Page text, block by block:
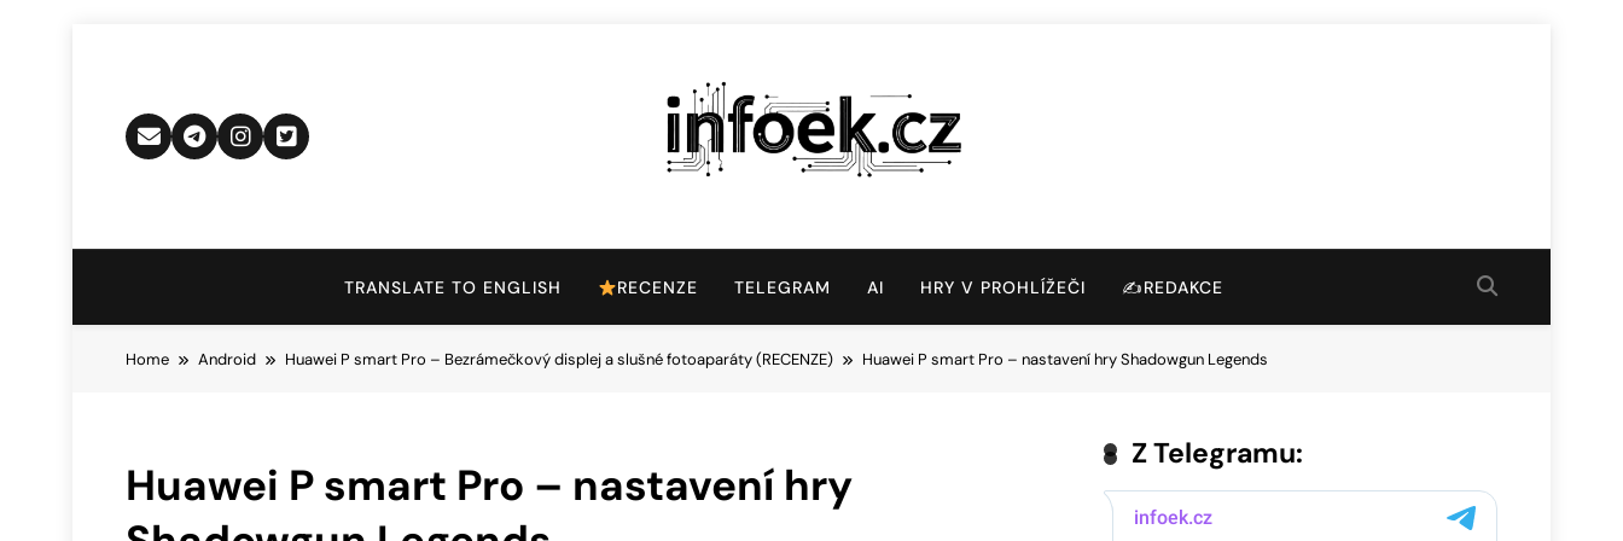
Infoek.cz
TRANSLATE TO ENGLISH RECENZE TELEGRAM AI HRY V PROHLÍŽEČI ✍️REDAKCE
Home Android Huawei P smart Pro – Bezrámečkový displej a slušné fotoaparáty (RECENZE) Huawei P smart Pro – nastavení hry Shadowgun Legends
Huawei P smart Pro – nastavení hry
Z Telegramu: